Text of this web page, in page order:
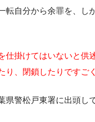
転自分から余罪を、し
仕掛けてはいないと供
、閉鎖したりですご
県警松戸東署に出頭し